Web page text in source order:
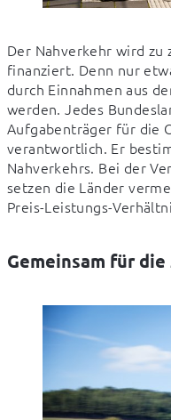
Der Nahverkehr wird
finanziert. Denn nur
durch Einnahmen aus
werden. Jedes
Aufgabenträger für die
verantwortlich. Er
Nahverkehrs. Bei der
setzen die Länder
Preis-Leistungs-
Gemeinsam für